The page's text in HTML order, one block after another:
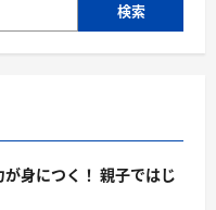
検索
身につく！ 親子ではじ